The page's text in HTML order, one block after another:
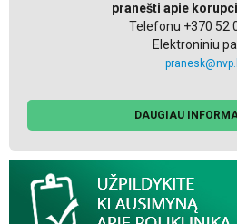
pranešti apie
Telefonu +370 52
Elektroniniu
DAUGIAU